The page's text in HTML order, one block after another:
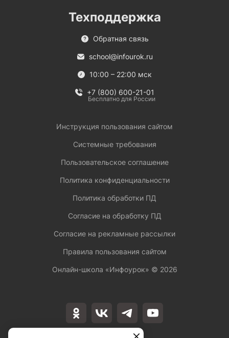
Техподдержка
Обратная связь
school@infourok.ru
10:00 – 22:00 мск
+7 (800) 600-21-01
Бесплатно для России
Инструкция пользования сайтом
Системные требования
Пользовательское соглашение
Политика конфиденциальности
Политика обработки ПД
Согласие на обработку ПД
Согласие на рекламные рассылки
Правила пользования сайтом
Онлайн-школа «Инфоурок» © 2026